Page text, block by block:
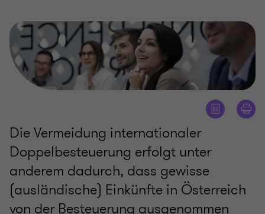
Die Vermeidung internationaler
Doppelbesteuerung erfolgt unter
anderem dadurch, dass gewisse
(ausländische) Einkünfte in Österreich
von der Besteuerung ausgenommen